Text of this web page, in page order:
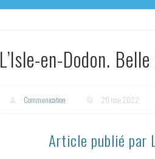
L’Isle-en-Dodon.
Communication 20 mai 2022
Article publié par